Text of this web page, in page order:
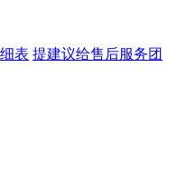
表 提建议给售后服务团